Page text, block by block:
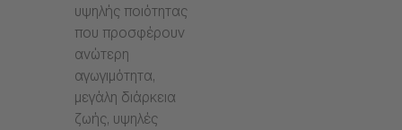
υψηλής ποιότητας
που προσφέρουν
ανώτερη
αγωγιμότητα,
μεγάλη διάρκεια
ζωής, υψηλές